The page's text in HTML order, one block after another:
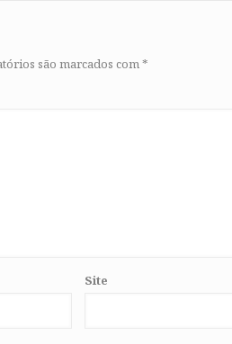
são marcados com*
Site